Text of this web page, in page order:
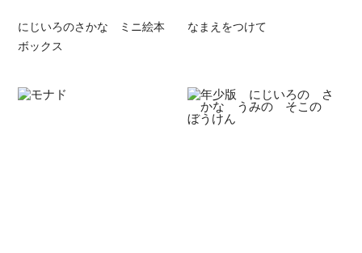
にじいろのさかな ミニ絵本
ボックス
なまえをつけて